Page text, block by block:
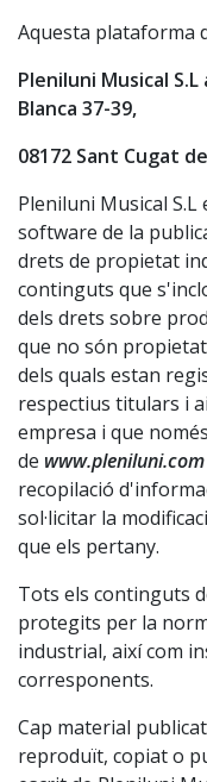
Aquesta plataforma
Pleniluni Musical
Blanca 37-39,
08172 Sant Cugat
Pleniluni Musical
software de la
drets de propietat
continguts que
dels drets sobre
que no són
dels quals estan
respectius titulars i
empresa i que
de www.pleniluni.com
recopilació
sol·licitar la
que els pertany.
Tots els continguts
protegits per la
industrial, així com
corresponents.
Cap material
reproduït, copiat o